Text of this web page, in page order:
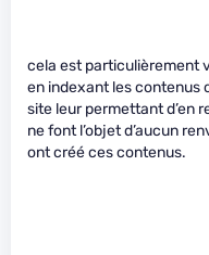
cela est particulièrement
en indexant les contenus
site leur permettant d’en
ne font l’objet d’aucun
ont créé ces contenus.